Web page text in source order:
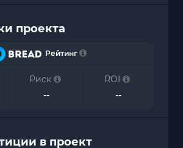
проекта
Рейтинг
Риск
--
ROI
--
в проект